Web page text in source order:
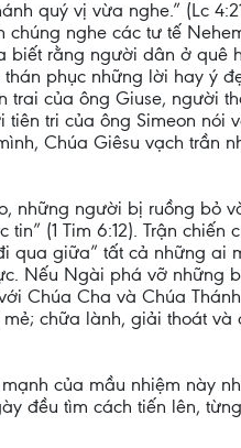
quý vị vừa nghe.” (Lc
nghe các tư tế
biết rằng người dân ở quê
phục những lời hay ý
của ông Giuse, người
tri của ông Simeon nói
Chúa Giêsu vạch trần
những người bị ruồng bỏ
(1 Tim 6:12). Trận chiến
qua giữa” tất cả những ai
Nếu Ngài phá vỡ những
Chúa Cha và Chúa
chữa lành, giải thoát và
của mầu nhiệm này
đều tìm cách tiến lên,